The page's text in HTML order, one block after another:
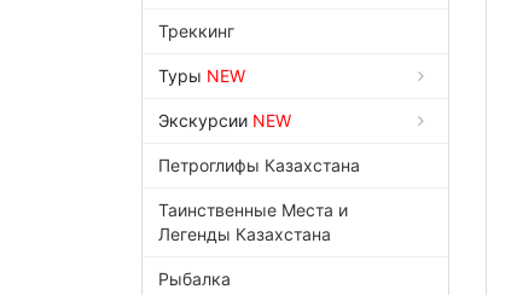
Треккинг
Туры NEW
Экскурсии NEW
Петроглифы Казахстана
Таинственные Места и
Легенды Казахстана
Рыбалка